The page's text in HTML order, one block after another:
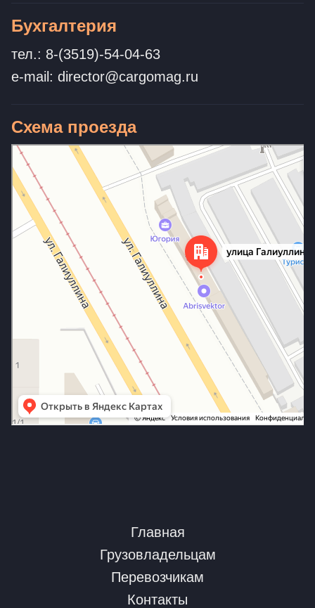
Бухгалтерия
тел.: 8-(3519)-54-04-63
e-mail: director@cargomag.ru
Схема проезда
Магнитогорск
Улица Галиуллина, 1/1 — Яндекс Карты
Главная
Грузовладельцам
Перевозчикам
Контакты